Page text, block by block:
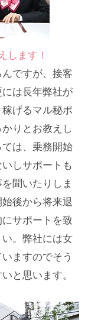
します！
ですが、接客
は長年弊社が
げるマル秘ポ
りとお教えし
は、乗務開始
しサポートも
聞いたりしま
後から将来退
サポートを致
。弊社には女
ますのでそう
と思います。